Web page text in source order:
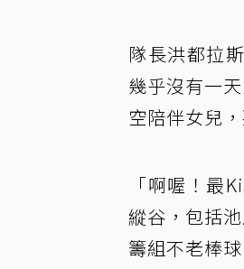
隊長洪都拉
幾乎沒有一
空陪伴女兒
「啊喔！最
縱谷，包括
籌組不老棒